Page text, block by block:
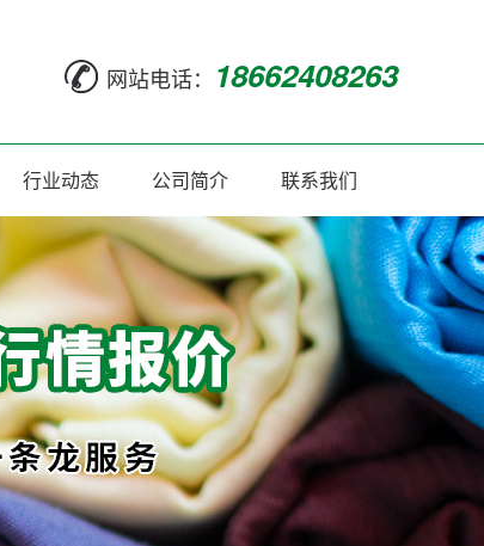
网站电话： 18662408263
行业动态 公司简介 联系我们